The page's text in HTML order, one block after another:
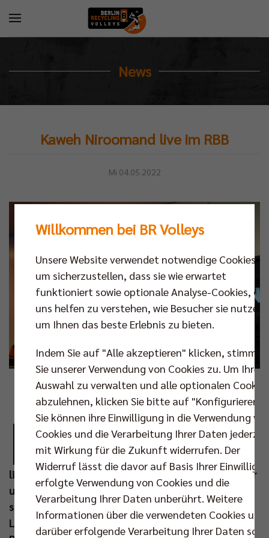
News
Kaweh Niroomand live im RBB
Mi 04.05.2022
Foto: Markus Vicari
K
aweh Niroomand ist heute (Mittwoch, 04.
Mai um 18.45 Uhr) Gast in der RBB-Sendung
Studio3. In einem 45-minütigen Interview
live aus Potsdam Babelsberg wird es jedoch nicht nur
um den Gewinn der zwölften Meisterschaft gehen,
sondern inbesondere auch um die spannende
Lebensgeschichte des Geschäftsführers der Berlin
Willkommen bei BR Volleys
Unsere Website verwendet notwendige Cookies,
um sicherzustellen, dass sie wie erwartet
funktioniert sowie optionale Analyse-Cookies, die
uns helfen zu verstehen, wie Besucher sie nutzen,
um Ihnen das beste Erlebnis zu bieten.
Indem Sie auf "Alle akzeptieren" klicken, stimmen
Sie unserer Verwendung von Cookies zu. Um Ihre
Auswahl zu verwalten und alle optionalen Cookies
abzulehnen, klicken Sie bitte auf "Konfigurieren".
Sie können ihre Einwilligung in die Verwendung
Cookies und die Verarbeitung Ihrer Daten
mit Wirkung für die Zukunft widerrufen. Der
Widerruf lässt die davor auf Basis Ihrer
erfolgte Verwendung von Cookies und die
Verarbeitung Ihrer Daten unberührt. Weitere
Informationen über die verwendeten Cookies und
darüber erfolgende Verarbeitung Ihrer Daten